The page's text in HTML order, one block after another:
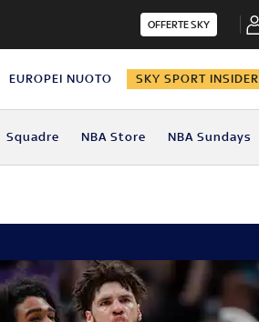
OFFERTE SKY
EUROPEI NUOTO SKY SPORT INSIDER
Squadre NBA Store NBA Sundays